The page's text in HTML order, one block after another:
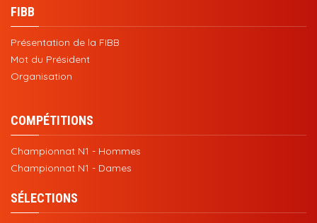
FIBB
Présentation de la FIBB
Mot du Président
Organisation
COMPÉTITIONS
Championnat N1 - Hommes
Championnat N1 - Dames
SÉLECTIONS